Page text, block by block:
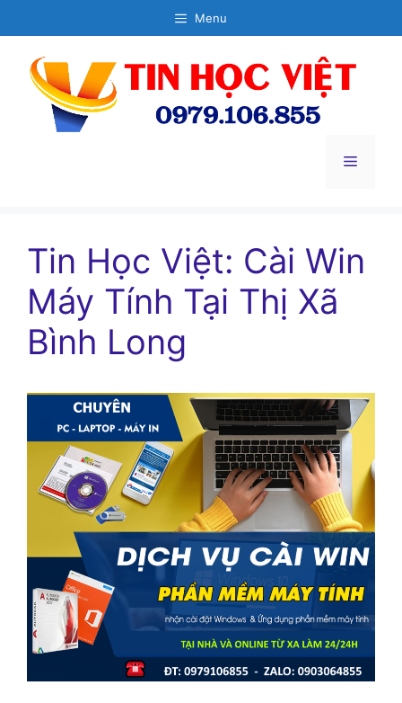
đến
dung
Menu
Menu
Tin Học Việt: Cài Win
Máy Tính Tại Thị Xã
Bình Long